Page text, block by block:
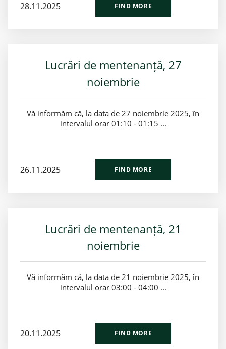
28.11.2025 FIND MORE
Lucrări de mentenanță, 27
noiembrie
Vă informăm că, la data de 27 noiembrie 2025, în
intervalul orar 01:10 - 01:15 ...
26.11.2025 FIND MORE
Lucrări de mentenanță, 21
noiembrie
Vă informăm că, la data de 21 noiembrie 2025, în
intervalul orar 03:00 - 04:00 ...
20.11.2025 FIND MORE